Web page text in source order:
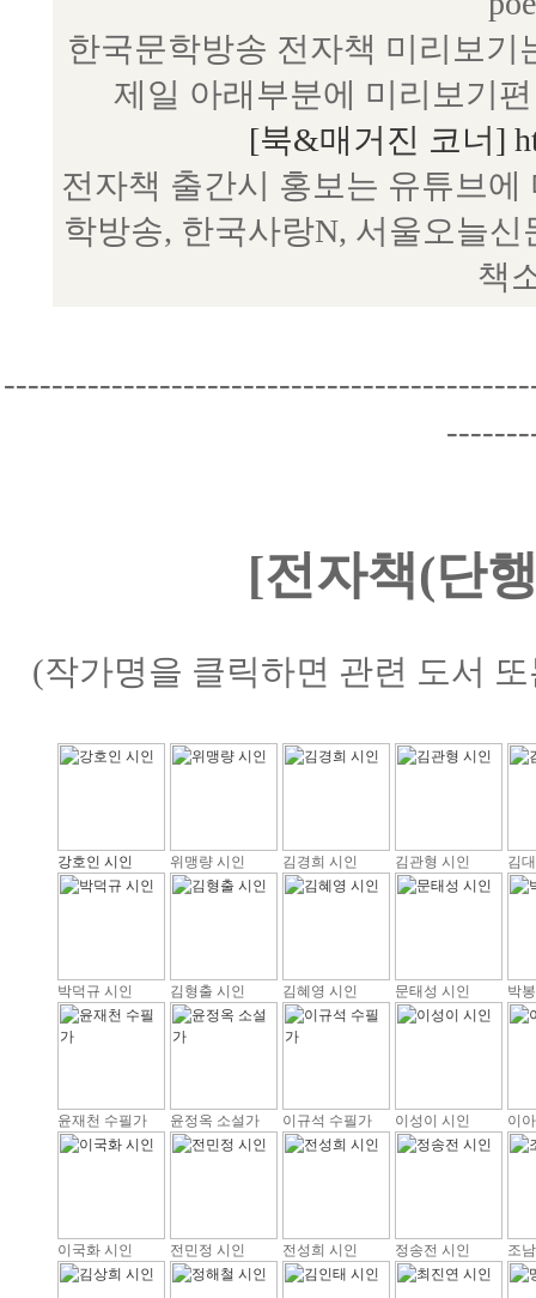
한국문학방송 전자책 미리보
제일 아래부분에 미리보기
[북&매거진 코너]
전자책 출간시 홍보는 유튜브
학방송, 한국사랑N, 서울오늘
책
[전자책(단
(작가명을 클릭하면 관련 도서
강호인 시인 위맹량 시인 김경희 시인 김관형 시인 김
박덕규 시인 김형출 시인 김혜영 시인 문태성 시인 박
윤재천 수필가 윤정옥 소설가 이규석 수필가 이성이 시인 이
이국화 시인 전민정 시인 전성희 시인 정송전 시인 조